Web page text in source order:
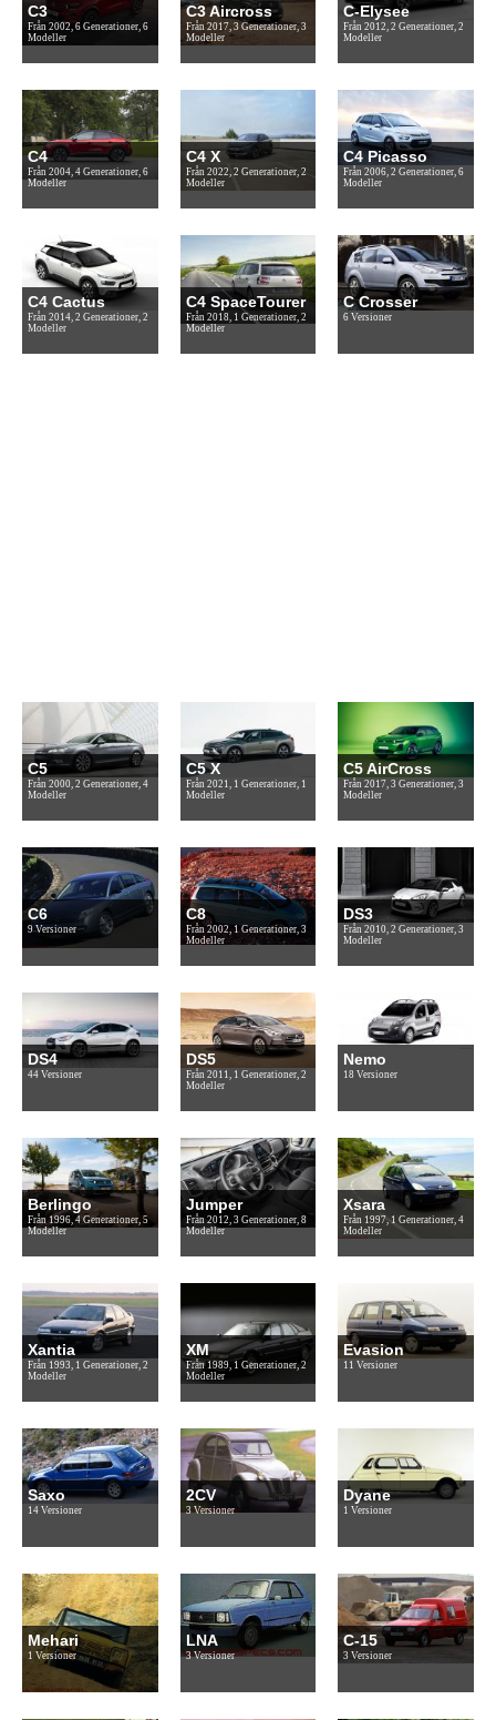
C3
Från 2002, 6 Generationer, 6
Modeller
C3 Aircross
Från 2017, 3 Generationer, 3
Modeller
C-Elysee
Från 2012, 2 Generationer, 2
Modeller
C4
Från 2004, 4 Generationer, 6
Modeller
C4 X
Från 2022, 2 Generationer, 2
Modeller
C4 Picasso
Från 2006, 2 Generationer, 6
Modeller
C4 Cactus
Från 2014, 2 Generationer, 2
Modeller
C4 SpaceTourer
Från 2018, 1 Generationer, 2
Modeller
C Crosser
6 Versioner
C5
Från 2000, 2 Generationer, 4
Modeller
C5 X
Från 2021, 1 Generationer, 1
Modeller
C5 AirCross
Från 2017, 3 Generationer, 3
Modeller
C6
9 Versioner
C8
Från 2002, 1 Generationer, 3
Modeller
DS3
Från 2010, 2 Generationer, 3
Modeller
DS4
44 Versioner
DS5
Från 2011, 1 Generationer, 2
Modeller
Nemo
18 Versioner
Berlingo
Från 1996, 4 Generationer, 5
Modeller
Jumper
Från 2012, 3 Generationer, 8
Modeller
Xsara
Från 1997, 1 Generationer, 4
Modeller
Xantia
Från 1993, 1 Generationer, 2
Modeller
XM
Från 1989, 1 Generationer, 2
Modeller
Evasion
11 Versioner
Saxo
14 Versioner
2CV
3 Versioner
Dyane
1 Versioner
Mehari
1 Versioner
LNA
3 Versioner
C-15
3 Versioner